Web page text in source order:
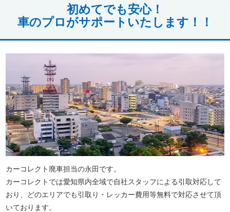
初めてでも安心！
車のプロがサポートいたします！！
カーコレクト廃車担当の永田です。
カーコレクトでは愛知県内全域で自社スタッフによる引取対応して
おり、どのエリアでも引取り・レッカー費用等無料で対応させて頂
いております。